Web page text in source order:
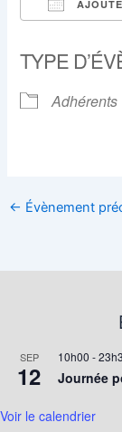
TYPE
Adhérents
← Évènement
SEP
12
10h00 -
Journée
Voir le calendrier